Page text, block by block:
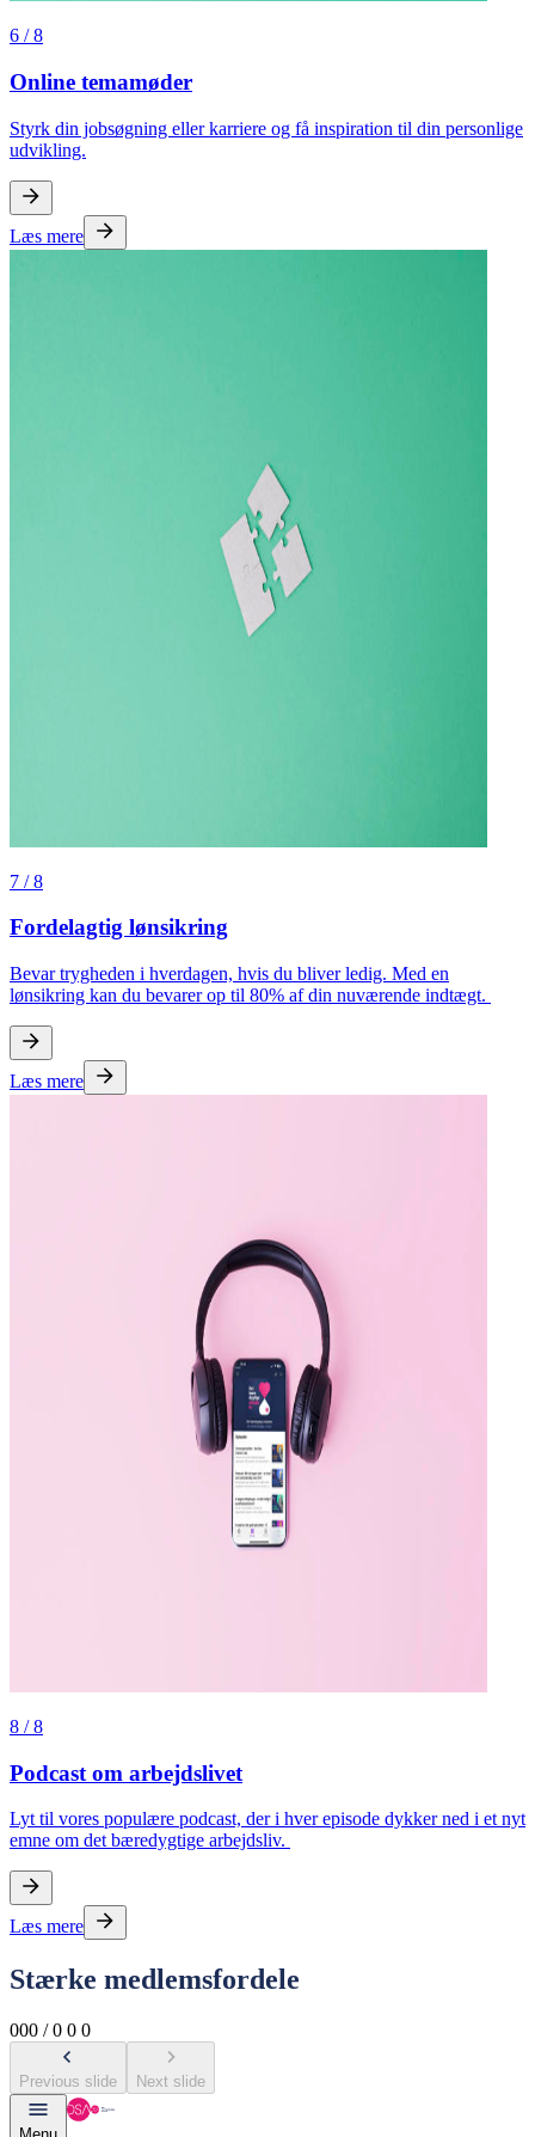
6 /8
Online temamøder
Styrk din jobsøgning eller karriere og få inspiration til din personlige
udvikling.
Læs mere
7 /8
Fordelagtig lønsikring
Bevar trygheden i hverdagen, hvis du bliver ledig. Med en
lønsikring kan du bevarer op til 80% af din nuværende indtægt.
Læs mere
8 /8
Podcast om arbejdslivet
Lyt til vores populære podcast, der i hver episode dykker ned i et nyt
emne om det bæredygtige arbejdsliv.
Læs mere
Stærke medlemsfordele
000 / 0 0 0
Previous slide Next slide